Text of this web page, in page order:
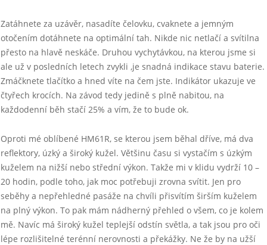
Zatáhnete za uzávěr, nasadíte čelovku, cvaknete a jemným
otočením dotáhnete na optimální tah. Nikde nic netlačí a svítilna
přesto na hlavě neskáče. Druhou vychytávkou, na kterou jsme si
ale už v posledních letech zvykli ,je snadná indikace stavu baterie.
Zmáčknete tlačítko a hned víte na čem jste. Indikátor ukazuje ve
čtyřech krocích. Na závod tedy jedině s plně nabitou, na
každodenní běh stačí 25% a vím, že to bude ok.
Oproti mé oblíbené HM61R, se kterou jsem běhal dříve, má dva
reflektory, úzký a široký kužel. Většinu času si vystačím s úzkým
kuželem na nižší nebo střední výkon. Takže mi v klidu vydrží 10 –
20 hodin, podle toho, jak moc potřebuji zrovna svítit. Jen pro
seběhy a nepřehledné pasáže na chvíli přisvítím širším kuželem
na plný výkon. To pak mám nádherný přehled o všem, co je kolem
mě. Navíc má široký kužel teplejší odstín světla, a tak jsou pro oči
lépe rozlišitelné terénní nerovnosti a překážky. Ne že by na užší